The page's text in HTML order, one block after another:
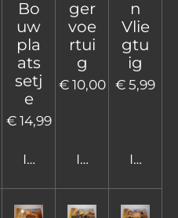
Bo
uw
pla
ats
setj
e
€ 14,99
In winkelwagen
ger
voe
rtui
g
€ 10,00
In
n
Vlie
gtu
ig
€ 5,99
In